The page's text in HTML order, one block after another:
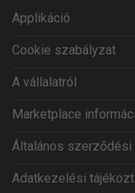
Applikáció
Cookie szabályzat
A vállalatról
Marketplace
Általános
Adatkezelési